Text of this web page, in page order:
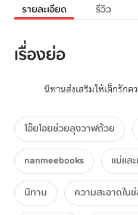
รายละเอียด รีวิว
เรื่องย่อ
นิทานส่งเสริมให้เด็กรักค
โอ๊ยโอยช่วยลุงวาฬด้วย
nanmeebooks
แม่แล
นิทาน
ความสะอาดใน